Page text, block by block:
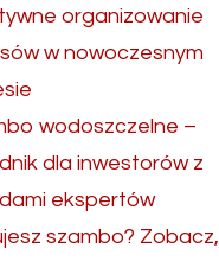
organizowanie
w nowoczesnym
wodoszczelne –
dla inwestorów z
ekspertów
szambo? Zobacz,